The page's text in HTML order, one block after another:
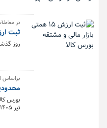
در
ثبت ارزش ۱۵ همتی بازار مالی
روز گذشته در بازار
براساس
تیر ۱۴۰۵ تا اطلاع ثانوی اجرا خواهد شد.